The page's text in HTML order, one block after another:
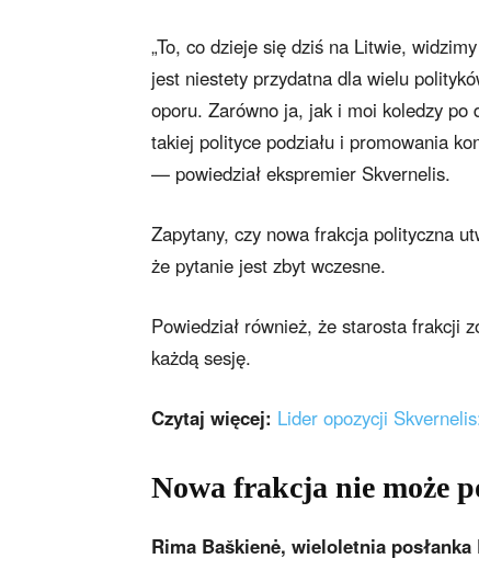
„To, co dzieje się dziś na Litwie,
jest niestety przydatna dla wielu
oporu. Zarówno ja, jak i moi koledzy po
takiej polityce podziału i promowania
— powiedział ekspremier Skvernelis.
Zapytany, czy nowa frakcja polityczna
że pytanie jest zbyt wczesne.
Powiedział również, że starosta frakcji
każdą sesję.
Czytaj więcej: Lider opozycji
Nowa frakcja nie może
Rima Baškienė, wieloletnia posłanka